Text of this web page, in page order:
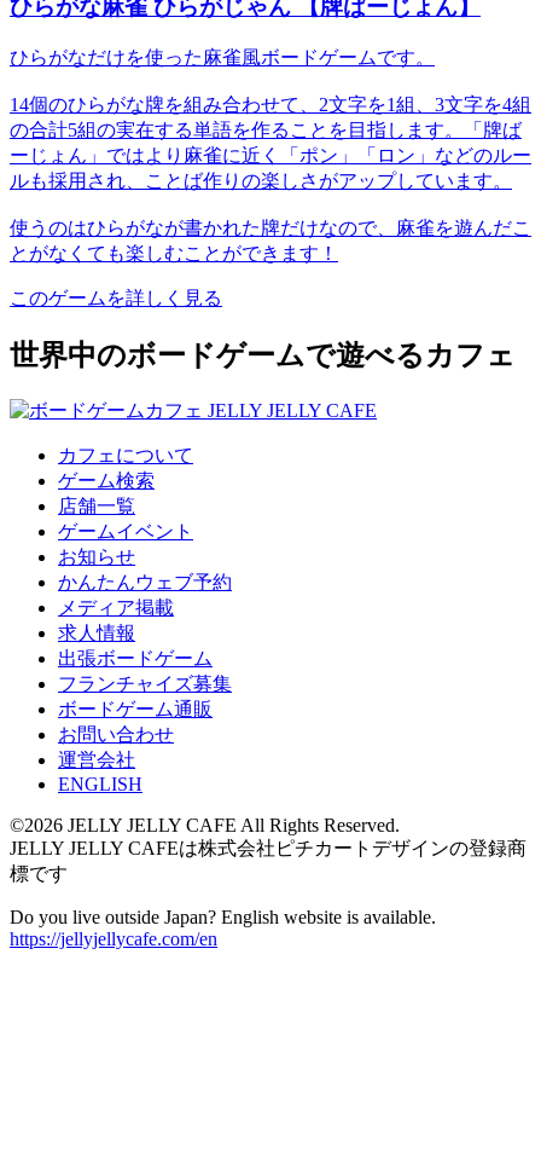
ひらがな麻雀 ひらがじゃん 【牌ばーじょん】
ひらがなだけを使った麻雀風ボードゲームです。
14個のひらがな牌を組み合わせて、2文字を1組、3文字を4組
の合計5組の実在する単語を作ることを目指します。「牌ば
ーじょん」ではより麻雀に近く「ポン」「ロン」などのルー
ルも採用され、ことば作りの楽しさがアップしています。
使うのはひらがなが書かれた牌だけなので、麻雀を遊んだこ
とがなくても楽しむことができます！
このゲームを詳しく見る
世界中のボードゲームで遊べるカフェ
カフェについて
ゲーム検索
店舗一覧
ゲームイベント
お知らせ
かんたんウェブ予約
メディア掲載
求人情報
出張ボードゲーム
フランチャイズ募集
ボードゲーム通販
お問い合わせ
運営会社
ENGLISH
©2026 JELLY JELLY CAFE All Rights Reserved.
JELLY JELLY CAFEは株式会社ピチカートデザインの登録商
標です
Do you live outside Japan? English website is available.
https://jellyjellycafe.com/en